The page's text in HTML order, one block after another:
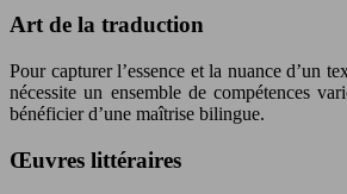
Art de la traduction
Pour capturer l’essence et la nuance d’un
nécessite un ensemble de compétences
bénéficier d’une maîtrise bilingue.
Œuvres littéraires